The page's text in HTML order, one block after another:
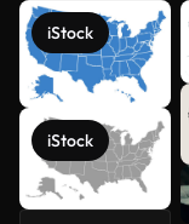
iStock
iStock